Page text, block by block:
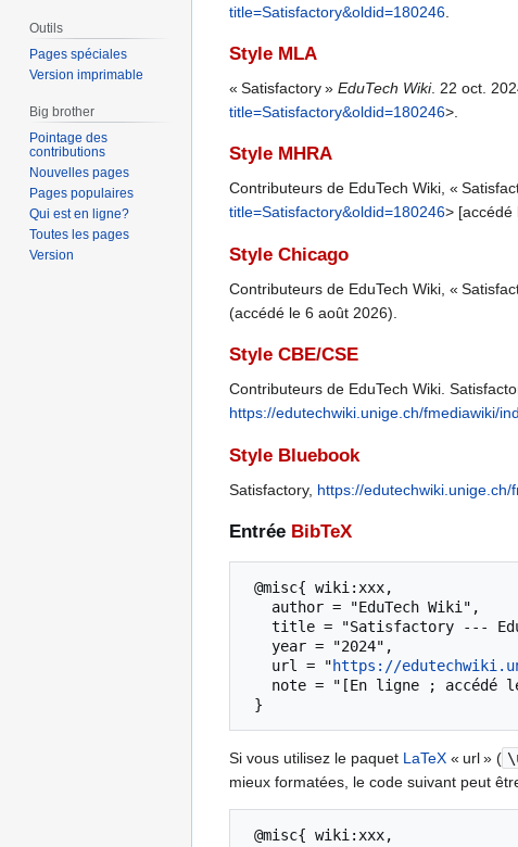
title=Satisfactory&oldid=180246
Style MLA
« Satisfactory » EduTech Wiki. 22 oct.
title=Satisfactory&oldid=180246>.
Style MHRA
Contributeurs de EduTech Wiki, «
title=Satisfactory&oldid=180246> [accédé
Style Chicago
Contributeurs de EduTech Wiki, «
(accédé le 6 août 2026).
Style CBE/CSE
Contributeurs de EduTech Wiki.
https://edutechwiki.unige.ch/fmediawiki/
Style Bluebook
Satisfactory, https://
Entrée BibTeX
   url = "
https://
Si vous utilisez le paquet LaTeX « url » (
mieux formatées, le code suivant peut
Outils
Pages spéciales
Version imprimable
Big brother
Pointage des
contributions
Nouvelles pages
Pages populaires
Qui est en ligne?
Toutes les pages
Version